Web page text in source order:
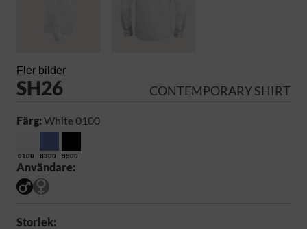
Fler bilder
SH26 CONTEMPORARY SHIRT
Färg:White 0100
0100 8300 9900
Användare:
Storlek: